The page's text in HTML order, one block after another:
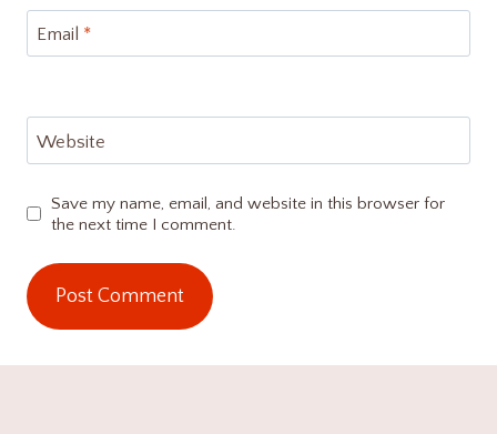
Email *
Website
Save my name, email, and website in this browser for
the next time I comment.